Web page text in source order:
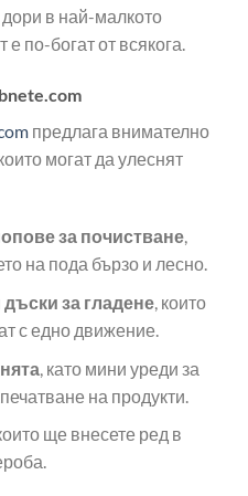
дори в най-малкото
по-богат от всякога.
предлага внимателно
могат да улеснят
за почистване,
на пода бързо и лесно.
за гладене, които
с едно движение.
, като мини уреди за
на продукти.
ще внесете ред в